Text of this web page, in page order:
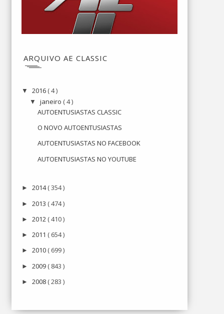
ARQUIVO AE CLASSIC
▼ 2016 ( 4 )
▼ janeiro ( 4 )
AUTOENTUSIASTAS CLASSIC
O NOVO AUTOENTUSIASTAS
AUTOENTUSIASTAS NO FACEBOOK
AUTOENTUSIASTAS NO YOUTUBE
► 2014( 354 )
► 2013 ( 474 )
► 2012 ( 410 )
► 2011 ( 654 )
► 2010 ( 699 )
► 2009 ( 843 )
► 2008 ( 283 )